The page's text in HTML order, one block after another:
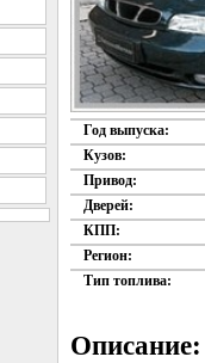
Год выпуска:
Кузов:
Привод:
Дверей:
КПП:
Регион:
Тип топлива:
Описание: